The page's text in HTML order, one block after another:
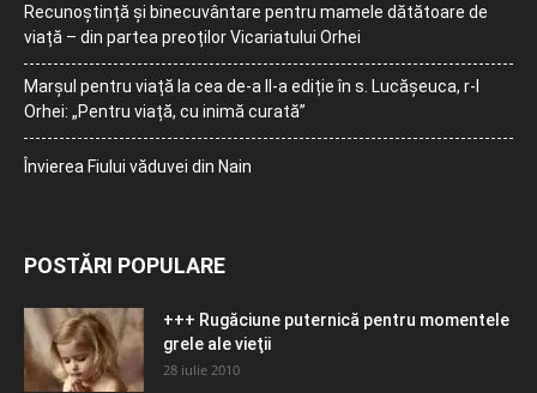
Recunoștință și binecuvântare pentru mamele dătătoare de
viață – din partea preoților Vicariatului Orhei
Marșul pentru viață la cea de-a II-a ediție în s. Lucășeuca, r-l
Orhei: „Pentru viață, cu inimă curată”
Învierea Fiului văduvei din Nain
POSTĂRI POPULARE
+++ Rugăciune puternică pentru momentele
grele ale vieţii
28 iulie 2010